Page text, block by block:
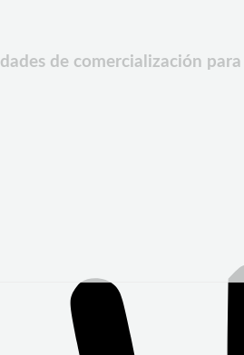
de comercialización